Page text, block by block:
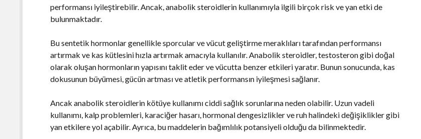
performansı iyileştirebilir. Ancak, anabolik steroidlerin kullanımıyla ilgili birçok risk ve yan etki de
bulunmaktadır.
Bu sentetik hormonlar genellikle sporcular ve vücut geliştirme meraklıları tarafından performansı
artırmak ve kas kütlesini hızla artırmak amacıyla kullanılır. Anabolik steroidler, testosteron gibi doğal
olarak oluşan hormonların yapısını taklit eder ve vücutta benzer etkileri yaratır. Bunun sonucunda, kas
dokusunun büyümesi, gücün artması ve atletik performansın iyileşmesi sağlanır.
Ancak anabolik steroidlerin kötüye kullanımı ciddi sağlık sorunlarına neden olabilir. Uzun vadeli
kullanımı, kalp problemleri, karaciğer hasarı, hormonal dengesizlikler ve ruh halindeki değişiklikler gibi
yan etkilere yol açabilir. Ayrıca, bu maddelerin bağımlılık potansiyeli olduğu da bilinmektedir.